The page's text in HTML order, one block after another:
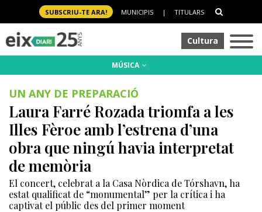
SUBSCRIU-TE ARA! MUNICIPIS | TITULARS
Cultura
MÚSICA
UN ANY DE PREPARACIÓ
Laura Farré Rozada triomfa a les
Illes Fèroe amb l’estrena d’una
obra que ningú havia interpretat
de memòria
El concert, celebrat a la Casa Nòrdica de Tórshavn, ha
estat qualificat de “monumental” per la crítica i ha
captivat el públic des del primer moment